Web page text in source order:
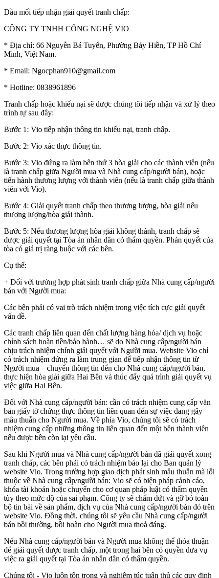
Đầu mối tiếp nhận giải quyết tranh chấp:
CÔNG TY TNHH CÔNG NGHỆ VIO
* Địa chỉ: 66 Nguyễn Bá Tuyển, Phường Bảy Hiền, TP Hồ Chí
Minh, Việt Nam.
* Email: Ngocphan910@gmail.com
* Hotline: 0838961896
Tranh chấp hoặc khiếu nại sẽ được chúng tôi tiếp nhận và xử lý theo
trình tự sau đây:
Bước 1: Vio tiếp nhận thông tin khiếu nại, tranh chấp.
Bước 2: Vio xác thực thông tin.
Bước 3: Vio đứng ra làm bên thứ 3 hòa giải cho các thành viên (nếu
là tranh chấp giữa Người mua và Nhà cung cấp/người bán), hoặc
tiến hành thương lượng với thành viên (nếu là tranh chấp giữa thành
viên với Vio).
Bước 4: Giải quyết tranh chấp theo thương lượng, hòa giải nếu
thương lượng/hòa giải thành.
Bước 5: Nếu thương lượng hòa giải không thành, tranh chấp sẽ
được giải quyết tại Tòa án nhân dân có thẩm quyền. Phán quyết của
tòa có giá trị ràng buộc với các bên.
Cụ thể:
+ Đối với trường hợp phát sinh tranh chấp giữa Nhà cung cấp/người
bán với Người mua:
Các bên phải có vai trò trách nhiệm trong việc tích cực giải quyết
vấn đề.
Các tranh chấp liên quan đến chất lượng hàng hóa/ dịch vụ hoặc
chính sách hoàn tiền/bảo hành… sẽ do Nhà cung cấp/người bán
chịu trách nhiệm chính giải quyết với Người mua. Website Vio chỉ
có trách nhiệm đứng ra làm trung gian để tiếp nhận thông tin từ
Người mua – chuyển thông tin đến cho Nhà cung cấp/người bán,
thực hiện hòa giải giữa Hai Bên và thúc đẩy quá trình giải quyết vụ
việc giữa Hai Bên.
Đối với Nhà cung cấp/người bán: cần có trách nhiệm cung cấp văn
bản giấy tờ chứng thực thông tin liên quan đến sự việc đang gây
mâu thuẫn cho Người mua. Về phía Vio, chúng tôi sẽ có trách
nhiệm cung cấp những thông tin liên quan đến một bên thành viên
nếu được bên còn lại yêu cầu.
Sau khi Người mua và Nhà cung cấp/người bán đã giải quyết xong
tranh chấp, các bên phải có trách nhiệm báo lại cho Ban quản lý
website Vio. Trong trường hợp giao dịch phát sinh mâu thuẫn mà lỗi
thuộc về Nhà cung cấp/người bán: Vio sẽ có biện pháp cảnh cáo,
khóa tài khoản hoặc chuyển cho cơ quan pháp luật có thẩm quyền
tùy theo mức độ của sai phạm. Công ty sẽ chấm dứt và gỡ bỏ toàn
bộ tin bài về sản phẩm, dịch vụ của Nhà cung cấp/người bán đó trên
website Vio. Đồng thời, chúng tôi sẽ yêu cầu Nhà cung cấp/người
bán bồi thường, bồi hoàn cho Người mua thoả đáng.
Nếu Nhà cung cấp/người bán và Người mua không thể thỏa thuận
để giải quyết được tranh chấp, một trong hai bên có quyền đưa vụ
việc ra giải quyết tại Tòa án nhân dân có thẩm quyền.
Chúng tôi - Vio luôn tôn trọng và nghiêm túc tuân thủ các quy định